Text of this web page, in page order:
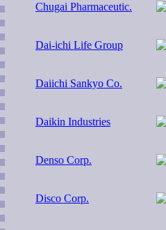
Chugai Pharmaceutic.
Dai-ichi Life Group
Daiichi Sankyo Co.
Daikin Industries
Denso Corp.
Disco Corp.